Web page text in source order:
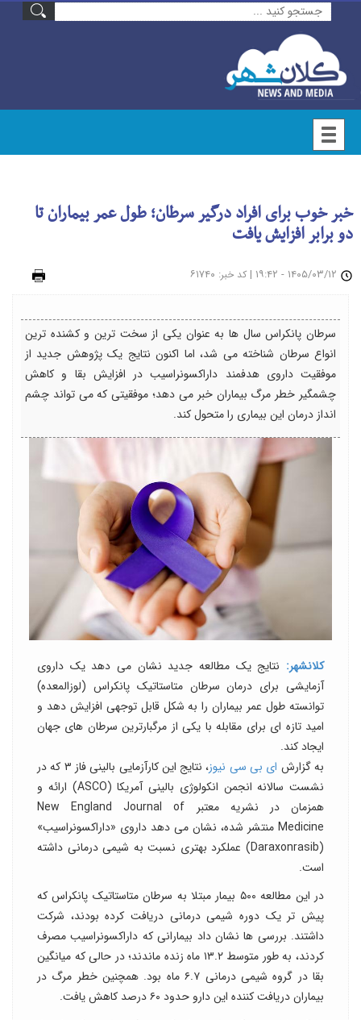
خبر خوب برای افراد درگیر سرطان؛ طول عمر بیماران تا
دو برابر افزایش یافت
| کد خبر: ۶۱۷۴۰
سرطان پانکراس سال ها به عنوان یکی از سخت ترین و کشنده ترین
انواع سرطان شناخته می شد، اما اکنون نتایج یک پژوهش جدید از
موفقیت داروی هدفمند داراکسونراسیب در افزایش بقا و کاهش
چشمگیر خطر مرگ بیماران خبر می دهد؛ موفقیتی که می تواند چشم
انداز درمان این بیماری را متحول کند.
کلانشهر: نتایج یک مطالعه جدید نشان می دهد یک داروی
آزمایشی برای درمان سرطان متاستاتیک پانکراس (لوزالمعده)
توانسته طول عمر بیماران را به شکل قابل توجهی افزایش دهد و
امید تازه ای برای مقابله با یکی از مرگبارترین سرطان های جهان
ایجاد کند.
به گزارش ای بی سی نیوز
، نتایج این کارآزمایی بالینی فاز ۳ که در
نشست سالانه انجمن انکولوژی بالینی آمریکا (ASCO) ارائه و
همزمان در نشریه معتبر New England Journal of
Medicine منتشر شده، نشان می دهد داروی «داراکسونراسیب»
(Daraxonrasib) عملکرد بهتری نسبت به شیمی درمانی داشته
است.
در این مطالعه ۵۰۰ بیمار مبتلا به سرطان متاستاتیک پانکراس که
پیش تر یک دوره شیمی درمانی دریافت کرده بودند، شرکت
داشتند. بررسی ها نشان داد بیمارانی که داراکسونراسیب مصرف
کردند، به طور متوسط ۱۳.۲ ماه زنده ماندند؛ در حالی که میانگین
بقا در گروه شیمی درمانی ۶.۷ ماه بود. همچنین خطر مرگ در
بیماران دریافت کننده این دارو حدود ۶۰ درصد کاهش یافت.